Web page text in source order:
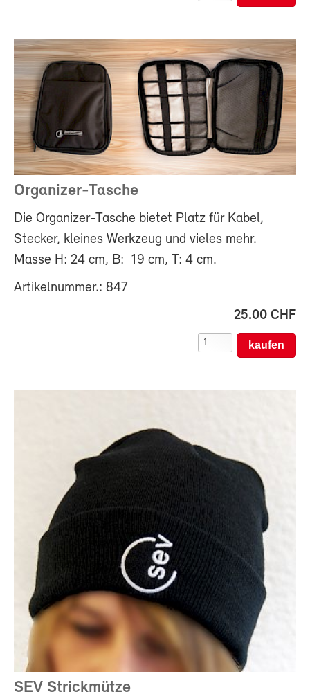
Organizer-Tasche
Die Organizer-Tasche bietet Platz für Kabel,
Stecker, kleines Werkzeug und vieles mehr.
Masse H: 24 cm, B: 19 cm, T: 4 cm.
Artikelnummer.: 847
25.00 CHF
SEV Strickmütze